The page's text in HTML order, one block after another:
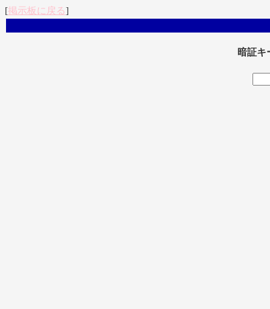
[掲示板に戻る]
暗証キ